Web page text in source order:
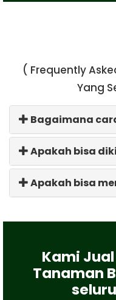
( Frequently
Yang
Bagaimana
Apakah bisa
Apakah bisa
Kami
Tanaman